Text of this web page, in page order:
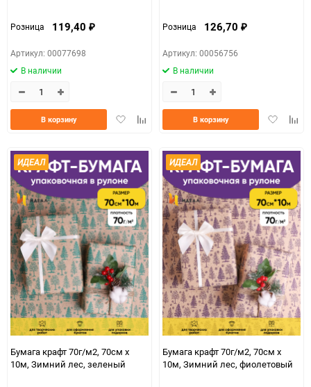
Розница 119,40 ₽
Артикул: 00077698
В наличии
ДобавитьДобавить
В корзину
Розница 126,70 ₽
Артикул: 00056756
В наличии
Добавить
В корзину
ИДЕАЛ
Бумага крафт 70г/м2, 70см x
10м, Зимний лес, зеленый
ИДЕАЛ
Бумага крафт 70г/м2, 70см x
10м, Зимний лес, фиолетовый